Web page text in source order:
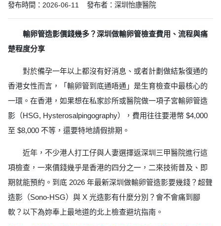
發布時間：2026-06-11 發布者：深圳怡康醫院
輸卵管造影價錢幾多？深圳做輸卵管檢查費用、流程與痛
楚程度分享
對於備孕一年以上都沒有好消息、或者計劃做結紮復通的
香港女性而言，「輸卵管到底通唔通」是生育檢查中最核心的
一環。在香港，如果想在私家診所或醫院做一項子宮輸卵管造
影（HSG, Hysterosalpingography），費用往往要港幣 $4,000
至 $8,000 不等，還要特地請假排期。
近年，不少港人打工仔與人妻選擇返深圳三甲醫院進行這
項檢查，一來價錢幾乎是香港的四分之一，二來技術普及、即
期就能預約。到底 2026 年最新深圳做輸卵管造影要幾錢？超聲
造影（Sono-HSG）與 X 光造影有什麼分別？會不會痛到腳
軟？以下為妳奉上最地道的北上檢查避坑指南。